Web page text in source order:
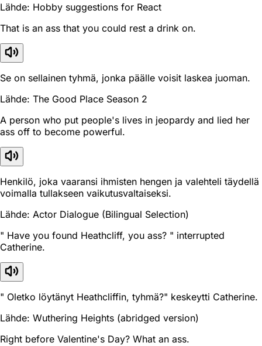
Lähde: Hobby suggestions for React
That is an ass that you could rest a drink on.
Se on sellainen tyhmä, jonka päälle voisit laskea juoman.
Lähde: The Good Place Season 2
A person who put people's lives in jeopardy and lied her
ass off to become powerful.
Henkilö, joka vaaransi ihmisten hengen ja valehteli täydellä
voimalla tullakseen vaikutusvaltaiseksi.
Lähde: Actor Dialogue (Bilingual Selection)
" Have you found Heathcliff, you ass? " interrupted
Catherine.
" Oletko löytänyt Heathcliffin, tyhmä?" keskeytti Catherine.
Lähde: Wuthering Heights (abridged version)
Right before Valentine's Day? What an ass.